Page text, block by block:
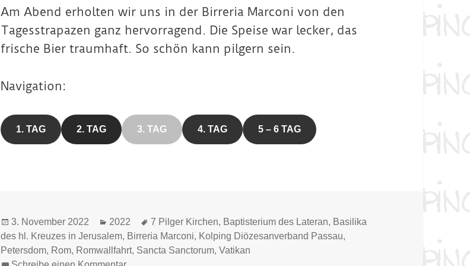
r
y
den
an
und
Lateran
in der
basilika
Sancta
um
des
Lateran
des
Heiligen
Kreuze
s in
s
Reliquie
ua in
der
Heiligen
Jerusal
em
Rast
auf
dem
Weg
Am Abend erholten wir uns in der Birreria Marconi von den
Tagesstrapazen ganz hervorragend. Die Speise war lecker, das
frische Bier traumhaft. So schön kann pilgern sein.
Navigation:
1. TAG 2. TAG 3. TAG 4. TAG 5 – 6 TAG
Veröffentlicht
am
3. November 2022 Kategorien
2022 Schlagwörter
7 Pilger Kirchen, Baptisterium des Lateran, Basilika
des hl. Kreuzes in Jerusalem, Birreria Marconi, Kolping Diözesanverband Passau,
Petersdom, Rom, Romwallfahrt, Sancta Sanctorum,Vatikan
zu Rom Wallfahrt 2022